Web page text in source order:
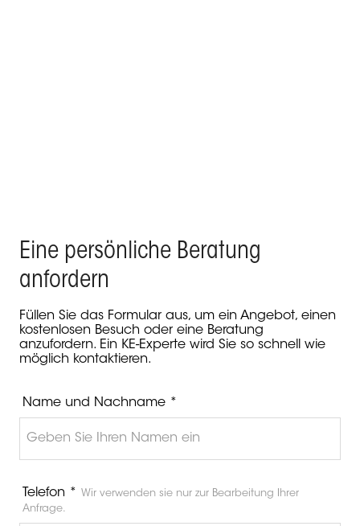
Eine persönliche Beratung
anfordern
Füllen Sie das Formular aus, um ein Angebot, einen
kostenlosen Besuch oder eine Beratung
anzufordern. Ein KE-Experte wird Sie so schnell wie
möglich kontaktieren.
Name und Nachname *
Telefon *
Wir verwenden sie nur zur Bearbeitung Ihrer
Anfrage.